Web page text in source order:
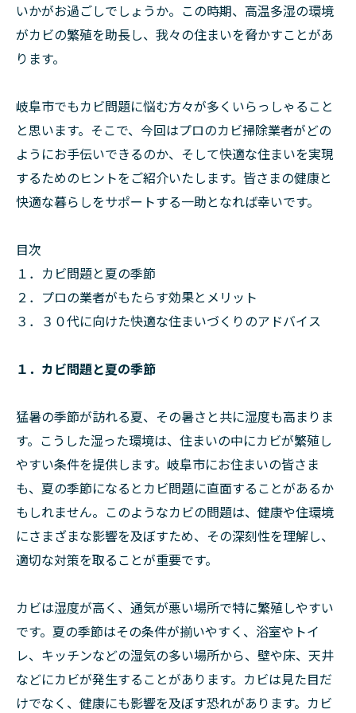
いかがお過ごしでしょうか。この時期、高温多湿の環境
がカビの繁殖を助長し、我々の住まいを脅かすことがあ
ります。
岐阜市でもカビ問題に悩む方々が多くいらっしゃること
と思います。そこで、今回はプロのカビ掃除業者がどの
ようにお手伝いできるのか、そして快適な住まいを実現
するためのヒントをご紹介いたします。皆さまの健康と
快適な暮らしをサポートする一助となれば幸いです。
目次
１．カビ問題と夏の季節
２．プロの業者がもたらす効果とメリット
３．３０代に向けた快適な住まいづくりのアドバイス
１．カビ問題と夏の季節
猛暑の季節が訪れる夏、その暑さと共に湿度も高まりま
す。こうした湿った環境は、住まいの中にカビが繁殖し
やすい条件を提供します。岐阜市にお住まいの皆さま
も、夏の季節になるとカビ問題に直面することがあるか
もしれません。このようなカビの問題は、健康や住環境
にさまざまな影響を及ぼすため、その深刻性を理解し、
適切な対策を取ることが重要です。
カビは湿度が高く、通気が悪い場所で特に繁殖しやすい
です。夏の季節はその条件が揃いやすく、浴室やトイ
レ、キッチンなどの湿気の多い場所から、壁や床、天井
などにカビが発生することがあります。カビは見た目だ
けでなく、健康にも影響を及ぼす恐れがあります。カビ